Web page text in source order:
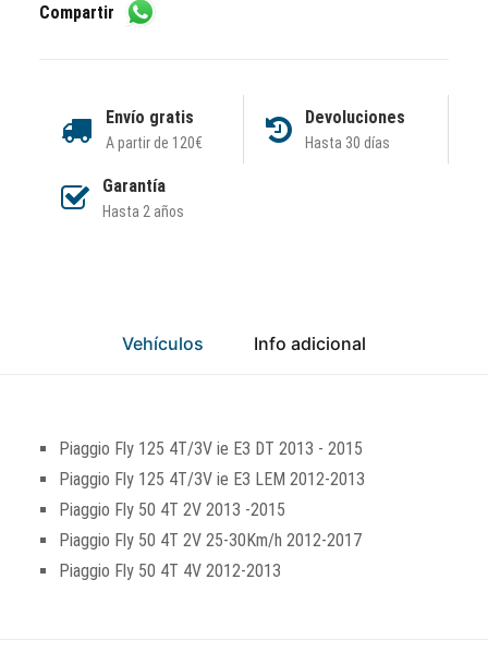
Compartir
Envío gratis
A partir de 120€
Devoluciones
Hasta 30 días
Garantía
Hasta 2 años
Vehículos Info adicional
Piaggio Fly 125 4T/3V ie E3 DT 2013 - 2015
Piaggio Fly 125 4T/3V ie E3 LEM 2012-2013
Piaggio Fly 50 4T 2V 2013 -2015
Piaggio Fly 50 4T 2V 25-30Km/h 2012-2017
Piaggio Fly 50 4T 4V 2012-2013